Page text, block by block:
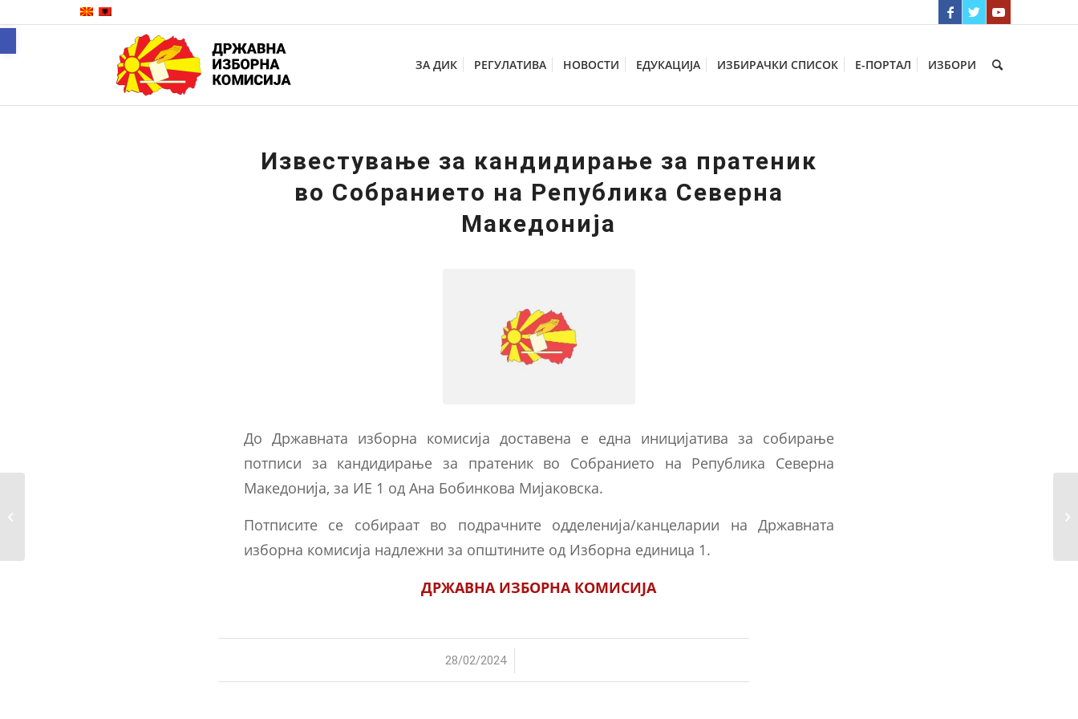
ЗА ДИК РЕГУЛАТИВА НОВОСТИ ЕДУКАЦИЈА ИЗБИРАЧКИ СПИСОК Е-ПОРТАЛ ИЗБОРИ
Известување за кандидирање за пратеник
во Собранието на Република Северна
Македонија
До Државната изборна комисија доставена е една иницијатива за собирање
потписи за кандидирање за пратеник во Собранието на Република Северна
Македонија, за ИЕ 1 од Ана Бобинкова Мијаковска.
Потписите се собираат во подрачните одделенија/канцеларии на Државната
изборна комисија надлежни за општините од Изборна единица 1.
ДРЖАВНА ИЗБОРНА КОМИСИЈА
28/02/2024
/
Open toolbar